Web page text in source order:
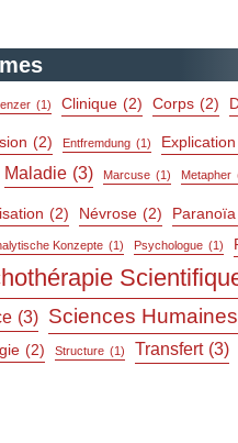
(1) Clinique (2) Corps (2)
(2) Entfremdung (1) Explication
Maladie (3) Marcuse (1) Metapher
(2) Névrose (2) Paranoïa
Konzepte (1) Psychologue (1)
(3) Sciences Humaines
(2) Structure (1) Transfert (3)